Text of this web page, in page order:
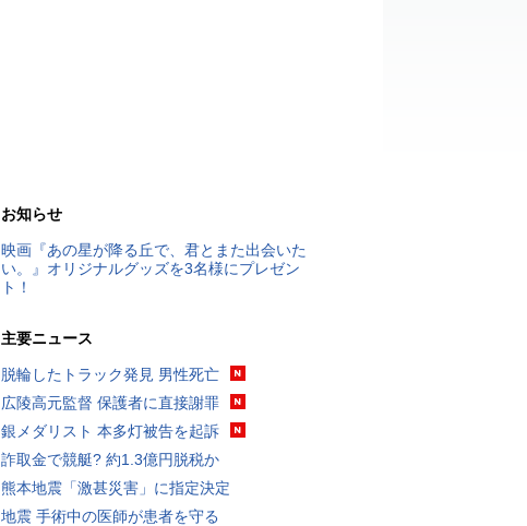
お知らせ
映画『あの星が降る丘で、君とまた出会いた
い。』オリジナルグッズを3名様にプレゼン
ト！
主要ニュース
脱輪したトラック発見 男性死亡
広陵高元監督 保護者に直接謝罪
銀メダリスト 本多灯被告を起訴
詐取金で競艇? 約1.3億円脱税か
熊本地震「激甚災害」に指定決定
地震 手術中の医師が患者を守る